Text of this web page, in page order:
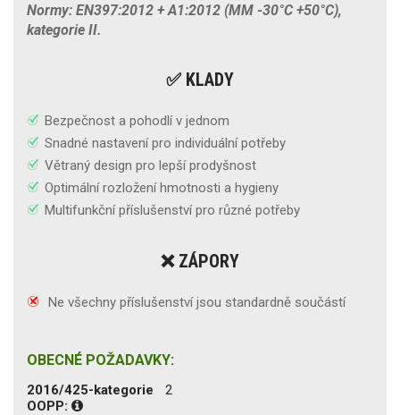
Normy: EN397:2012 + A1:2012 (MM -30°C +50°C),
kategorie II.
✅ KLADY
Bezpečnost a pohodlí v jednom
Snadné nastavení pro individuální potřeby
Větraný design pro lepší prodyšnost
Optimální rozložení hmotnosti a hygieny
Multifunkční příslušenství pro různé potřeby
❌ ZÁPORY
Ne všechny příslušenství jsou standardně součástí
OBECNÉ POŽADAVKY:
2016/425-kategorie
OOPP:
2